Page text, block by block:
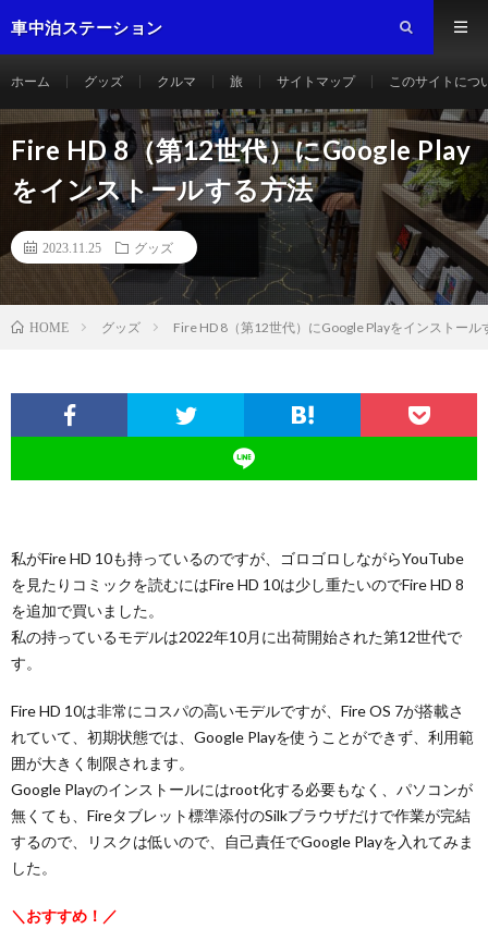
車中泊ステーション
ホーム グッズ クルマ 旅 サイトマップ このサイトにつ
Fire HD 8（第12世代）にGoogle Play
をインストールする方法
2023.11.25 グッズ
HOME グッズ Fire HD 8（第12世代）にGoogle Playをインストール
私がFire HD 10も持っているのですが、ゴロゴロしながらYouTube
を見たりコミックを読むにはFire HD 10は少し重たいのでFire HD 8
を追加で買いました。
私の持っているモデルは2022年10月に出荷開始された第12世代で
す。
Fire HD 10は非常にコスパの高いモデルですが、Fire OS 7が搭載さ
れていて、初期状態では、Google Playを使うことができず、利用範
囲が大きく制限されます。
Google Playのインストールにはroot化する必要もなく、パソコンが
無くても、Fireタブレット標準添付のSilkブラウザだけで作業が完結
するので、リスクは低いので、自己責任でGoogle Playを入れてみま
した。
＼おすすめ！／